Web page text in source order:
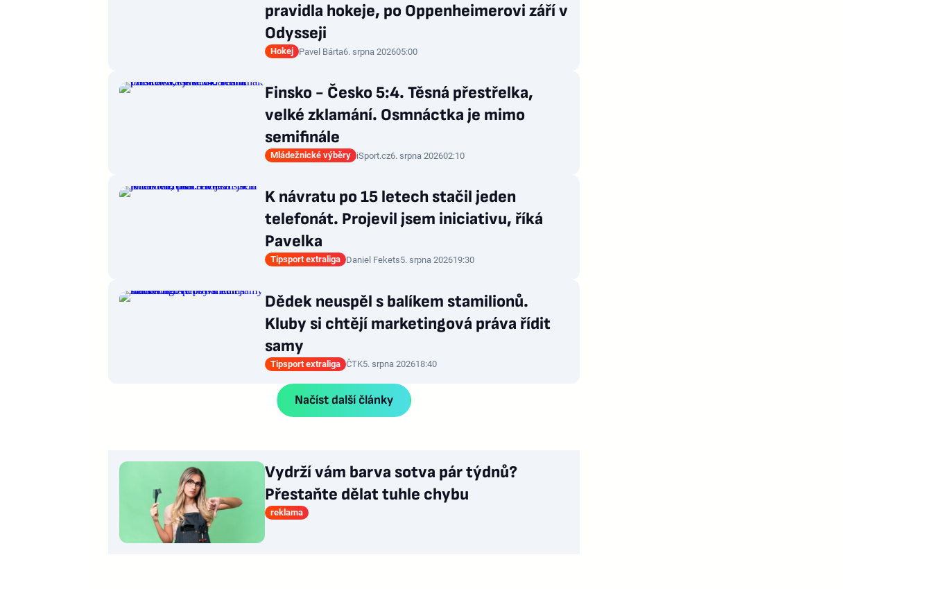
pravidla hokeje, po Oppenheimerovi září v
Odysseji
Hokej Pavel Bárta6. srpna 202605:00
Finsko - Česko 5:4. Těsná přestřelka,
velké zklamání. Osmnáctka je mimo
semifinále
Mládežnické výběry iSport.cz6. srpna 202602:10
K návratu po 15 letech stačil jeden
telefonát. Projevil jsem iniciativu, říká
Pavelka
Tipsport extraliga Daniel Fekets5. srpna 202619:30
Dědek neuspěl s balíkem stamilionů.
Kluby si chtějí marketingová práva řídit
samy
Tipsport extraliga ČTK5. srpna 202618:40
Načíst další články
Vydrží vám barva sotva pár týdnů?
Přestaňte dělat tuhle chybu
reklama